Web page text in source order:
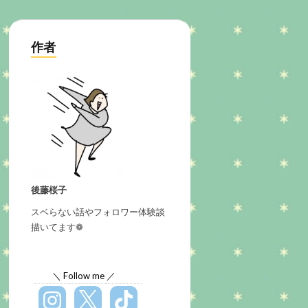
作者
後藤桜子
スベらない話やフォロワー体験談
描いてます❁
＼ Follow me ／